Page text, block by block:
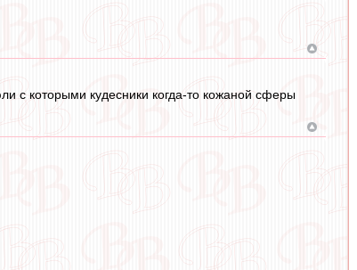
с которыми кудесники когда-то кожаной сферы